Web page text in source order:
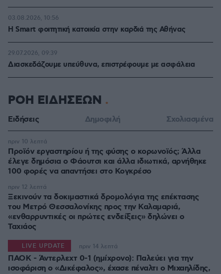
Η Smart φοιτητική κατοικία στην καρδιά της Αθήνας
03.08.2026, 10:56
Διασκεδάζουμε υπεύθυνα, επιστρέφουμε με ασφάλεια
29.07.2026, 09:39
ΡΟΗ ΕΙΔΗΣΕΩΝ
Ειδήσεις Δημοφιλή Σχολιασμένα
Προϊόν εργαστηρίου ή της φύσης ο κορωνοϊός; Άλλα
έλεγε δημόσια ο Φάουτσι και άλλα ιδιωτικά, αρνήθηκε
100 φορές να απαντήσει στο Κογκρέσο
πριν 10 λεπτά
Ξεκινούν τα δοκιμαστικά δρομολόγια της επέκτασης
του Μετρό Θεσσαλονίκης προς την Καλαμαριά,
«ενθαρρυντικές οι πρώτες ενδείξεις» δηλώνει ο
Ταχιάος
πριν 12 λεπτά
ΠΑΟΚ - Άντερλεχτ 0-1 (ημίχρονο): Παλεύει για την
ισοφάριση ο «Δικέφαλος», έχασε πέναλτι ο Μιχαηλίδης,
LIVE UPDATE πριν 14 λεπτά